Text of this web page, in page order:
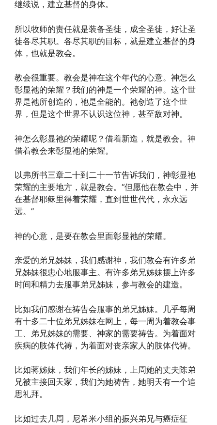
继续说，建立基督的身体。
所以牧师的责任就是装备圣徒，成全圣徒，好让圣
徒各尽其职。各尽其职的目标，就是建立基督的身
体，也就是教会。
教会很重要。教会是神在这个年代的心意。神怎么
彰显祂的荣耀？我们的神是一个荣耀的神。这个世
界是祂所创造的，祂是全能的。祂创造了这个世
界，但是这个世界不认识这位神，甚至敌对神。
神怎么彰显祂的荣耀呢？借着新造，就是教会。神
借着教会来彰显祂的荣耀。
以弗所书三章二十到二十一节告诉我们，神彰显祂
荣耀的主要地方，就是教会。“但愿他在教会中，并
在基督耶稣里得着荣耀，直到世世代代，永永远
远。”
神的心意，是要在教会里面彰显祂的荣耀。
亲爱的弟兄姊妹，我们感谢神，我们教会有许多弟
兄姊妹很忠心地服事主。有许多弟兄姊妹摆上许多
时间和精力去服事弟兄姊妹，参与教会的建造。
比如我们感谢在祷告会服事的弟兄姊妹。几乎每周
有十多二十位弟兄姊妹在网上，每一周为着教会事
工、弟兄姊妹的需要、神家的需要祷告。为着面对
疾病的肢体代祷，为着面对丧亲家人的肢体代祷。
比如蒋姊妹，我们年长的姊妹，上周她的丈夫陈弟
兄被主接回天家，我们为她祷告，她明天有一个追
思礼拜。
比如过去几周，尼希米小组的振兴弟兄与癌症征